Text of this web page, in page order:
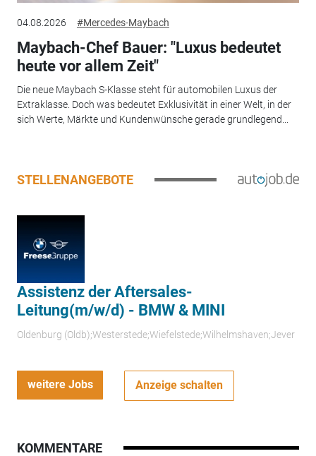
04.08.2026 #Mercedes-Maybach
Maybach-Chef Bauer: "Luxus bedeutet
heute vor allem Zeit"
Die neue Maybach S-Klasse steht für automobilen Luxus der
Extraklasse. Doch was bedeutet Exklusivität in einer Welt, in der
sich Werte, Märkte und Kundenwünsche gerade grundlegend...
STELLENANGEBOTE
Assistenz der Aftersales-
Leitung(m/w/d) - BMW & MINI
Oldenburg (Oldb);Westerstede;Wiefelstede;Wilhelmshaven;Jever
weitere Jobs Anzeige schalten
KOMMENTARE